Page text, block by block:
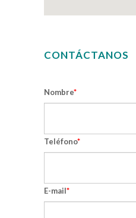
CONTÁCTANOS
Nombre
Teléfono
E-mail